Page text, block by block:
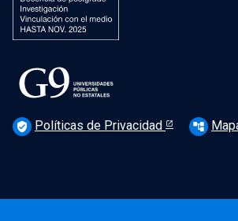
verified_user Políticas de Privacidad account_tree